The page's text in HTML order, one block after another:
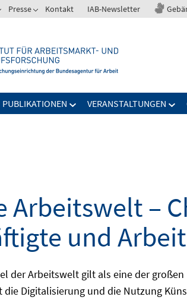
Presse Kontakt IAB-Newsletter
PUBLIKATIONEN VERANSTALTUNGEN
Arbeitswelt –
und
der Arbeitswelt gilt als eine der
die Digitalisierung und die Nutzung